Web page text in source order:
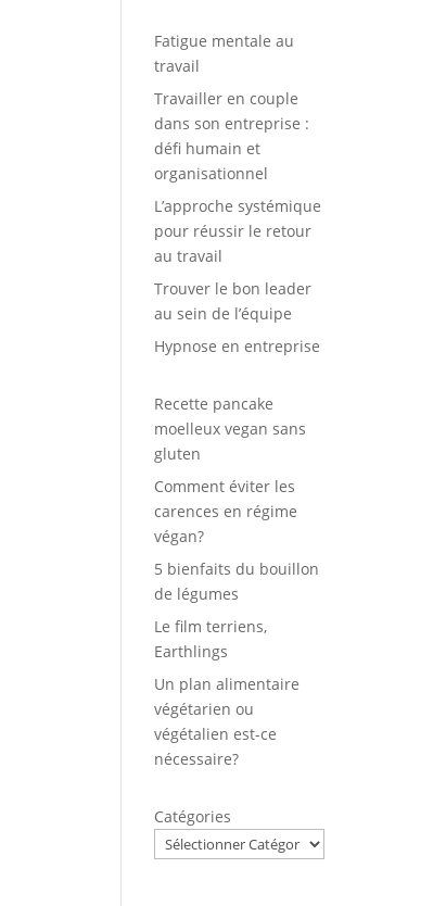
Fatigue mentale au
travail
Travailler en couple
dans son entreprise :
défi humain et
organisationnel
L’approche systémique
pour réussir le retour
au travail
Trouver le bon leader
au sein de l’équipe
Hypnose en entreprise
Recette pancake
moelleux vegan sans
gluten
Comment éviter les
carences en régime
végan?
5 bienfaits du bouillon
de légumes
Le film terriens,
Earthlings
Un plan alimentaire
végétarien ou
végétalien est-ce
nécessaire?
Catégories